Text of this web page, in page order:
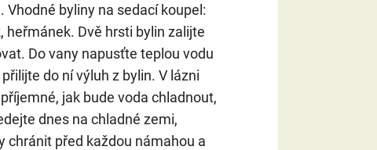
byliny na sedací koupel:
heřmánek. Dvě hrsti bylin zalijte
Do vany napusťte teplou vodu
do ní výluh z bylin. V lázni
jak bude voda chladnout,
dnes na chladné zemi,
chránit před každou námahou a